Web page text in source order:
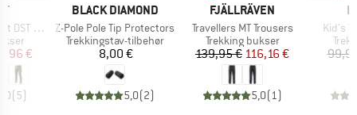
Pant
pris
€
( 5)
MÆRKE
BLACK DIAMOND
Artikel
Z-Pole Pole Tip Protectors
Produktgruppe
Trekkingstav-tilbehør
Pris
8,00 €
5,0(2)
MÆRKE
FJÄLLRÄVEN
Artikel
Travellers MT Trousers
Produktgruppe
Trekking bukser
Pris
139,95 €Nedsat pris
116,16 €
5,0( 1)
Artikel
Kid's